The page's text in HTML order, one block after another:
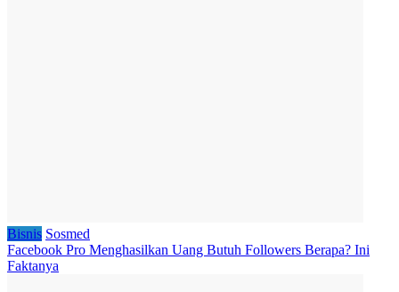
Bisnis Sosmed
Facebook Pro Menghasilkan Uang Butuh Followers Berapa? Ini
Faktanya